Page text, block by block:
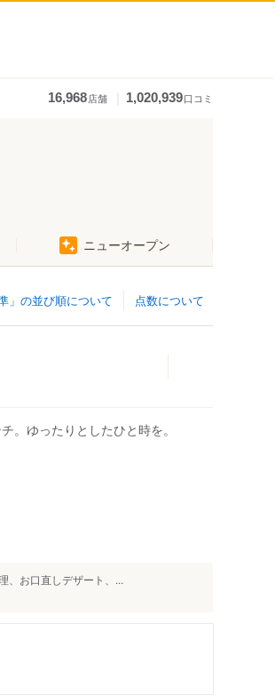
16,968店舗 1,020,939口コミ
ニューオープン
点数について
」の並び順について
。ゆったりとしたひと時を。
、お口直しデザート、...